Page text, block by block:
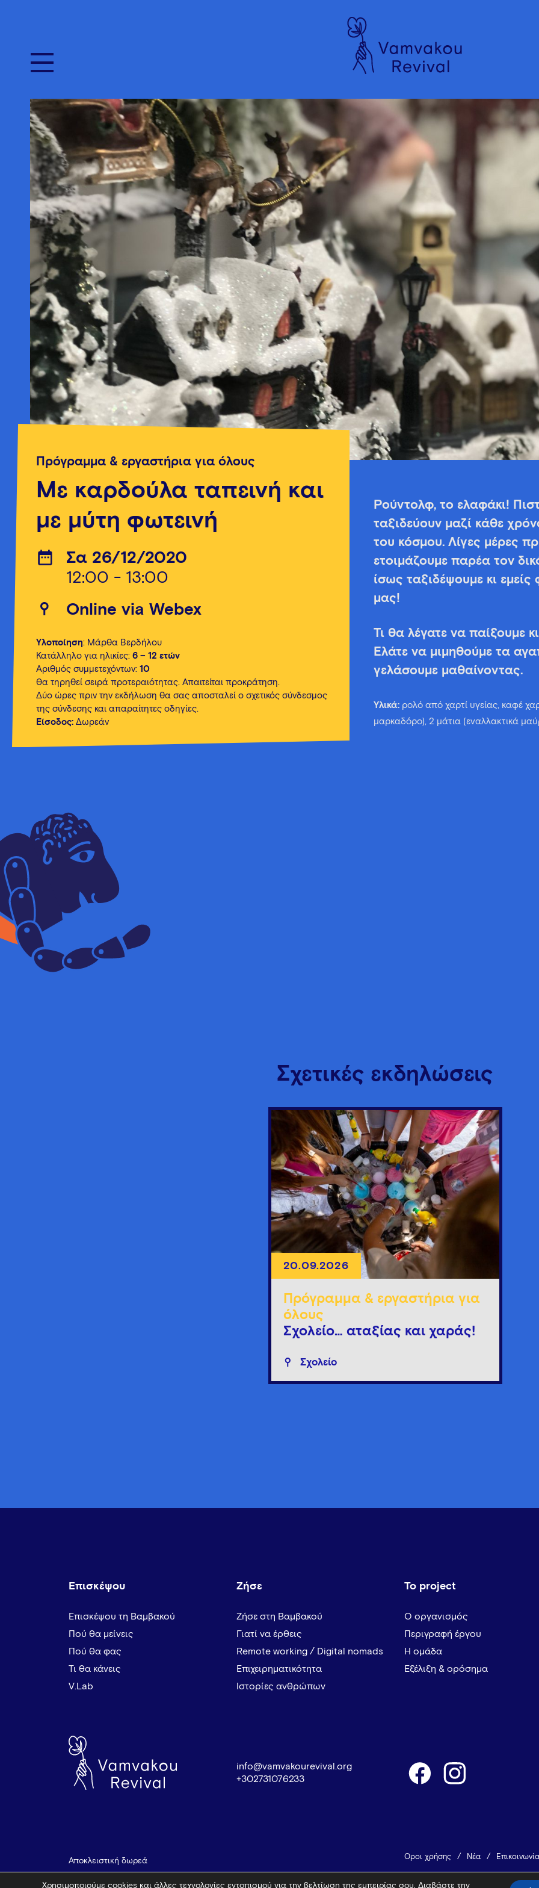
Πρόγραμμα & εργαστήρια για όλους
Με καρδούλα ταπεινή και
με μύτη φωτεινή
Σα 26/12/2020
12:00 - 13:00
Οnline via Webex
Υλοποίηση: Μάρθα Βερδήλου
Κατάλληλο για ηλικίες: 6 – 12 ετών
Αριθμός συμμετεχόντων: 10
Θα τηρηθεί σειρά προτεραιότητας. Απαιτείται προκράτηση.
Δύο ώρες πριν την εκδήλωση θα σας αποσταλεί ο σχετικός σύνδεσμος
της σύνδεσης και απαραίτητες οδηγίες.
Είσοδος: Δωρεάν
Ρούντολφ, το ελαφάκι!
ταξιδεύουν μαζί κάθε
του κόσμου. Λίγες μέρες
ετοιμάζουμε παρέα τον
ίσως ταξιδέψουμε κι
μας!
Τι θα λέγατε να παίξουμε
Ελάτε να μιμηθούμε τα
γελάσουμε μαθαίνοντας.
Υλικά: ρολό από χαρτί υγείας, καφέ
μαρκαδόρο), 2 μάτια (εναλλακτικά
Σχετικές εκδηλώσεις
20.09.2026
Πρόγραμμα & εργαστήρια για
όλους
Σχολείο… αταξίας και χαράς!
Σχολείο
Επισκέψου
Επισκέψου τη Βαμβακού
Πού θα μείνεις
Πού θα φας
Τι θα κάνεις
V.Lab
Ζήσε
Ζήσε στη Βαμβακού
Γιατί να έρθεις
Remote working / Digital nomads
Επιχειρηματικότητα
Ιστορίες ανθρώπων
Το project
Ο οργανισμός
Περιγραφή έργου
Η ομάδα
Εξέλιξη & ορόσημα
info@vamvakourevival.org
+302731076233
Αποκλειστική δωρεά Όροι χρήσης Νέα Επικοινωνία
Χρησιμοποιούμε cookies και άλλες τεχνολογίες εντοπισμού για την βελτίωση της εμπειρίας σου. Διαβάστε την